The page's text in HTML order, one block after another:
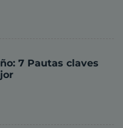
7 Pautas claves